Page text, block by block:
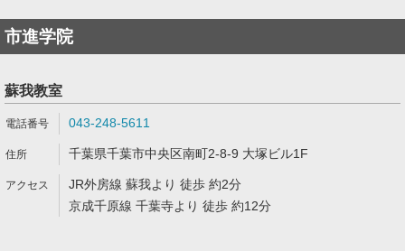
市進学院
蘇我教室
043-248-5611
千葉県千葉市中央区南町2-8-9 大塚ビル1F
JR外房線 蘇我より 徒歩 約2分
京成千原線 千葉寺より 徒歩 約12分